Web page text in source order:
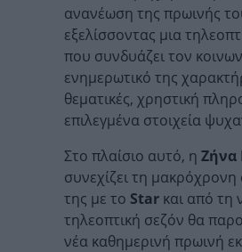
ανανέωση της πρωινής
εξελίσσοντας μια
που συνδυάζει τον
ενημερωτικό της
θεματικές, χρηστική
επιλεγμένα στοιχεία
Στο πλαίσιο αυτό, η Ζήνα
συνεχίζει τη
της με το Star και από τη
τηλεοπτική σεζόν θα
νέα καθημερινή πρωινή